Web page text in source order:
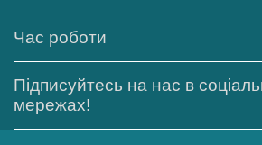
Час роботи
Підписуйтесь на нас в
мережах!